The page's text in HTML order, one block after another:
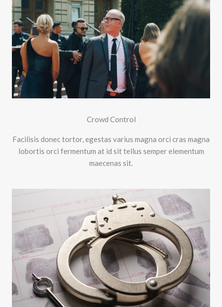
Crowd Control
Facilisis donec tortor, egestas varius magna orci cras magna
lobortis orci fermentum at id sit tellus semper elementum
maecenas sit.